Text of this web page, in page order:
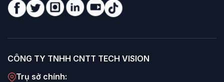
dây gọn nhẹ cho laptop di động và chuột LED RGB cá
tính – đáp ứng mọi phong cách sử dụng với sensor
over-ear với driver cỡ lớn, âm bass mạnh và microphone
khử tiếng ồn – thiết yếu cho giao tiếp đồng đội trong
CÔNG TY TNHH CNTT TECH VISION
Trụ sở chính: